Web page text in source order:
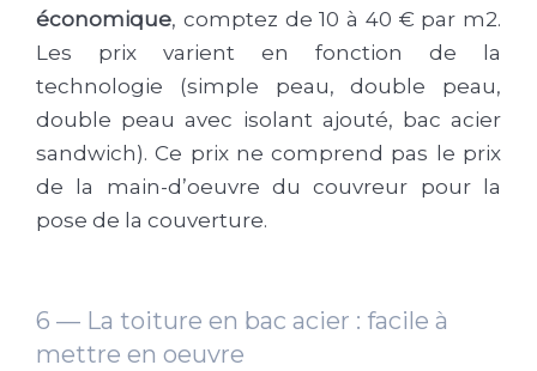
économique, comptez de 10 à 40 € par m2.
Les prix varient en fonction de la
technologie (simple peau, double peau,
double peau avec isolant ajouté, bac acier
sandwich). Ce prix ne comprend pas le prix
de la main-d’oeuvre du couvreur pour la
pose de la couverture.
6 — La toiture en bac acier : facile à
mettre en oeuvre